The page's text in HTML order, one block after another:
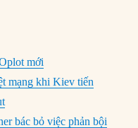
mới
mạng khi Kiev tiến
bác bỏ việc phản bội